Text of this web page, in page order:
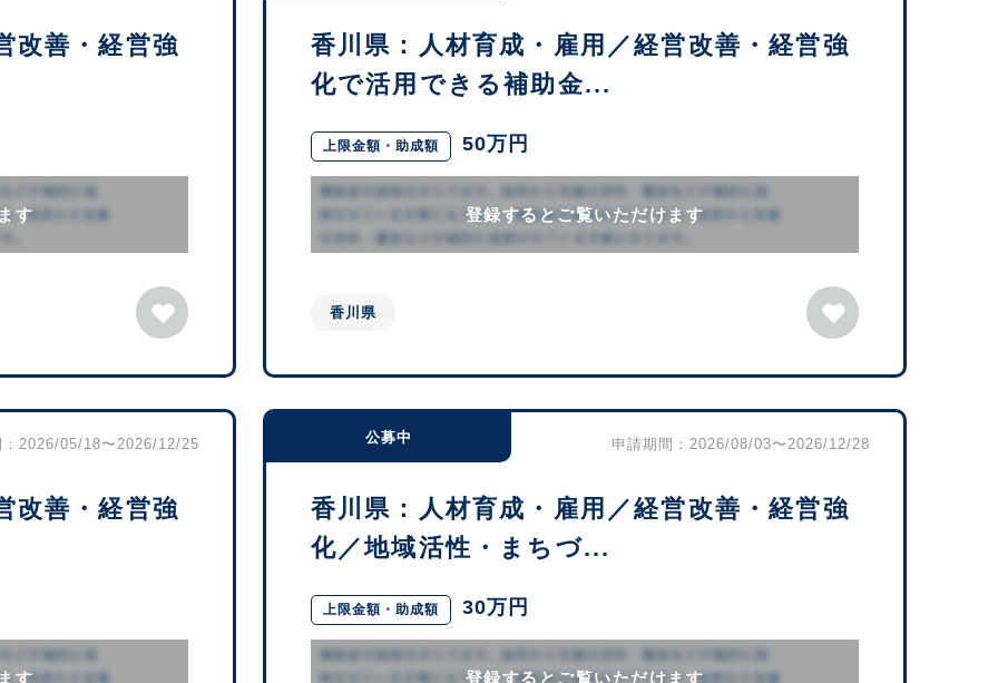
改善・経営強
す
香川県：人材育成・雇用／経営改善・経営強
化で活用できる補助金...
上限金額・助成額 50万円
登録するとご覧いただけます
香川県
：2026/05/18〜2026/12/25
改善・経営強
す
公募中 申請期間：2026/08/03〜2026/12/28
香川県：人材育成・雇用／経営改善・経営強
化／地域活性・まちづ...
上限金額・助成額 30万円
登録するとご覧いただけます